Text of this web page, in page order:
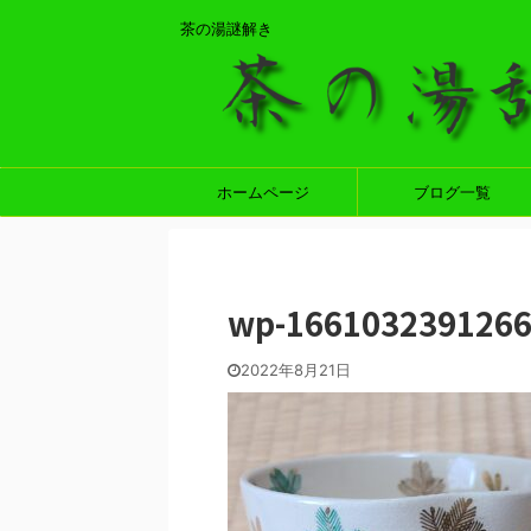
茶の湯謎解き
ホームページ ブログ一覧
wp-1661032391266
2022年8月21日